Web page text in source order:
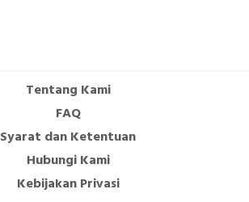
Tentang Kami
FAQ
Syarat dan Ketentuan
Hubungi Kami
Kebijakan Privasi